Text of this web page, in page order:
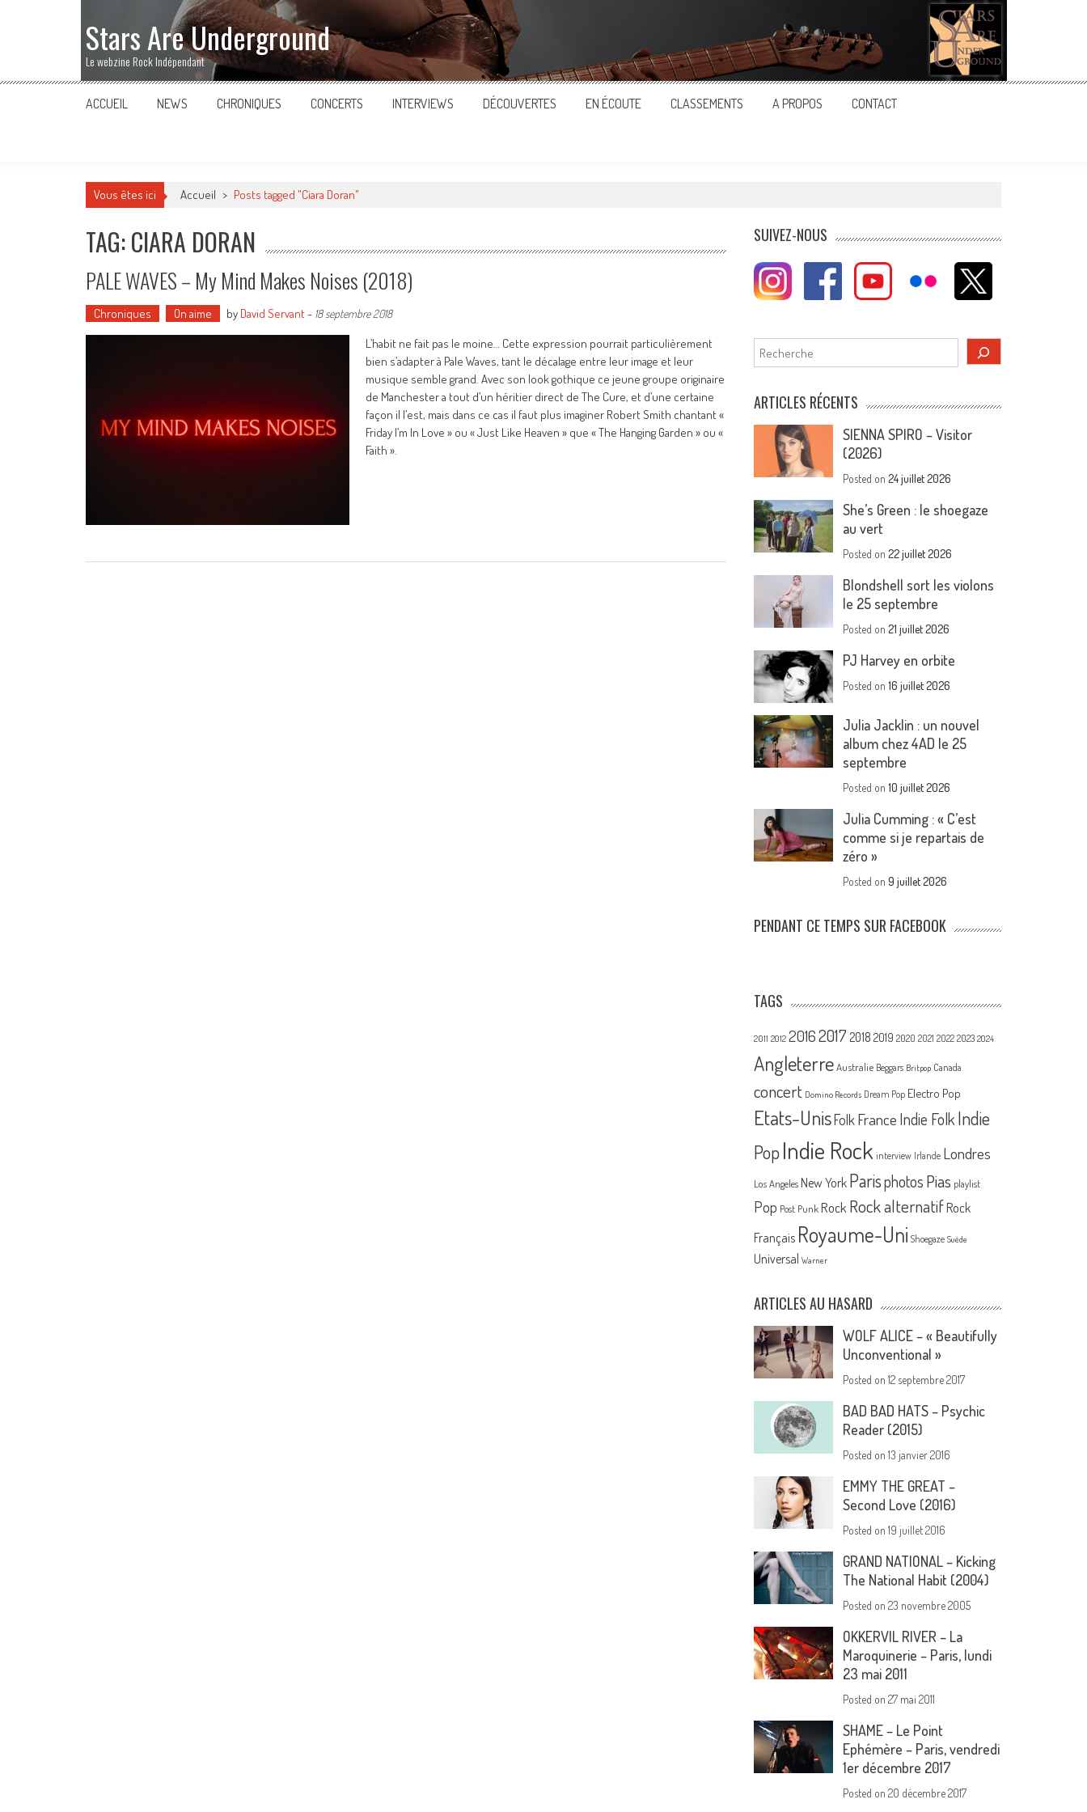
Stars Are Underground
Le webzine Rock Indépendant
ACCUEIL NEWS CHRONIQUES CONCERTS INTERVIEWS DÉCOUVERTES EN ÉCOUTE CLASSEMENTS A PROPOS CONTACT
Vous êtes ici Accueil > Posts tagged "Ciara Doran"
TAG: CIARA DORAN
PALE WAVES – My Mind Makes Noises (2018)
Chroniques On aime by David Servant- 18 septembre 2018
L’habit ne fait pas le moine… Cette expression pourrait particulièrement
bien s’adapter à Pale Waves, tant le décalage entre leur image et leur
musique semble grand. Avec son look gothique ce jeune groupe originaire
de Manchester a tout d’un héritier direct de The Cure, et d’une certaine
façon il l’est, mais dans ce cas il faut plus imaginer Robert Smith chantant «
Friday I’m In Love » ou « Just Like Heaven » que « The Hanging Garden » ou «
Faith ».
SUIVEZ-NOUS
Rechercher
ARTICLES RÉCENTS
SIENNA SPIRO – Visitor
(2026)
Posted on24 juillet 2026
She’s Green : le shoegaze
au vert
Posted on22 juillet 2026
Blondshell sort les violons
le 25 septembre
Posted on21 juillet 2026
PJ Harvey en orbite
Posted on16 juillet 2026
Julia Jacklin : un nouvel
album chez 4AD le 25
septembre
Posted on10 juillet 2026
Julia Cumming : « C’est
comme si je repartais de
zéro »
Posted on9 juillet 2026
PENDANT CE TEMPS SUR FACEBOOK
TAGS
2011 2012 20162017 2018 2019 2020 2021 2022 2023 2024
Angleterre Australie Beggars Britpop Canada
concert Domino Records Dream Pop Electro Pop
Etats-UnisFolk France Indie FolkIndie
PopIndie Rock interview Irlande Londres
Los Angeles New York Parisphotos Pias playlist
Pop Post Punk Rock Rock alternatif Rock
Français Royaume-Uni Shoegaze Suède
Universal Warner
ARTICLES AU HASARD
WOLF ALICE – « Beautifully
Unconventional »
Posted on12 septembre 2017
BAD BAD HATS – Psychic
Reader (2015)
Posted on13 janvier 2016
EMMY THE GREAT –
Second Love (2016)
Posted on19 juillet 2016
GRAND NATIONAL – Kicking
The National Habit (2004)
Posted on23 novembre 2005
OKKERVIL RIVER – La
Maroquinerie – Paris, lundi
23 mai 2011
Posted on27 mai 2011
SHAME – Le Point
Ephémère – Paris, vendredi
1er décembre 2017
Posted on20 décembre 2017